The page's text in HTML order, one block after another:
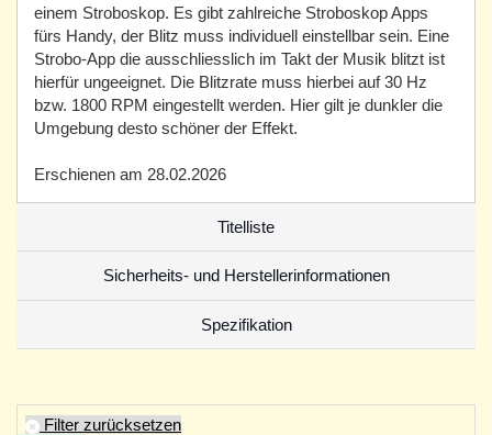
einem Stroboskop. Es gibt zahlreiche Stroboskop Apps
fürs Handy, der Blitz muss individuell einstellbar sein. Eine
Strobo-App die ausschliesslich im Takt der Musik blitzt ist
hierfür ungeeignet. Die Blitzrate muss hierbei auf 30 Hz
bzw. 1800 RPM eingestellt werden. Hier gilt je dunkler die
Umgebung desto schöner der Effekt.
Erschienen am 28.02.2026
Titelliste
Sicherheits- und Herstellerinformationen
Spezifikation
Filter zurücksetzen